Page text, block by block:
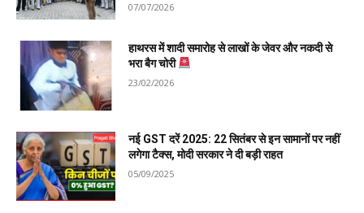
07/07/2026
हाथरस में शादी समारोह से लाखों के जेवर और नकदी से
भरा बैग चोरी
23/02/2026
नई GST दरें 2025: 22 सितंबर से इन सामानों पर नहीं
लगेगा टैक्स, मोदी सरकार ने दी बड़ी राहत
05/09/2025